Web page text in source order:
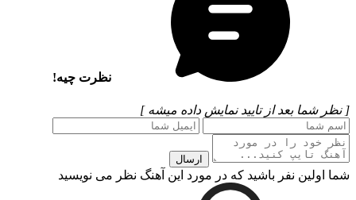
نظرت چیه!
[ نظر شما بعد از تایید نمایش داده میشه ]
ارسال
شما اولین نفر باشید که در مورد این آهنگ نظر می نویسید